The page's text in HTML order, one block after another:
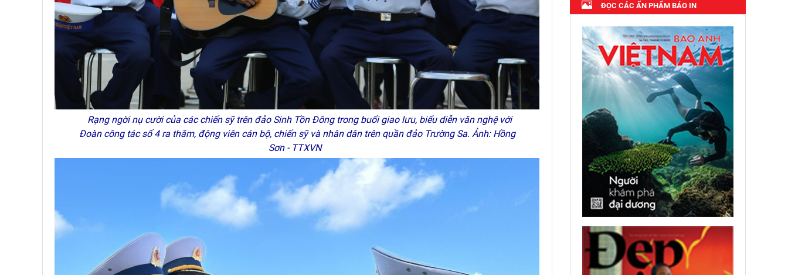
Rạng ngời nụ cười của các chiến sỹ trên đảo Sinh Tồn Đông trong buổi giao lưu, biểu diễn văn nghệ với
Đoàn công tác số 4 ra thăm, động viên cán bộ, chiến sỹ và nhân dân trên quần đảo Trường Sa. Ảnh: Hồng
Sơn - TTXVN
ĐỌC CÁC ẤN PHẨM BÁO IN